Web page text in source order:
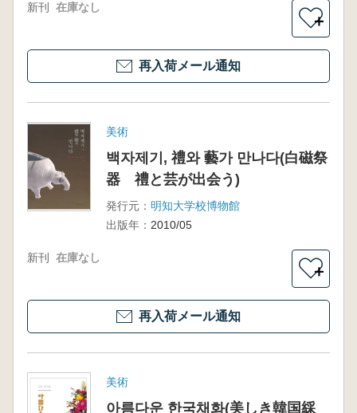
新刊 在庫なし
＋
再入荷メール通知
美術
백자제기, 禮와 藝가 만나다(白磁祭
器 禮と芸が出会う)
発行元： 明知大学校博物館
出版年： 2010/05
新刊 在庫なし
＋
再入荷メール通知
美術
아름다운 한국채화(美しき韓国綵